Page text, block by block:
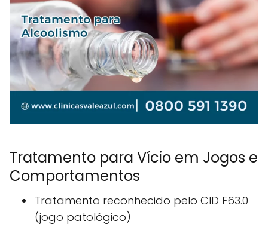
Tratamento para Vício em Jogos e
Comportamentos
Tratamento reconhecido pelo CID F63.0
(jogo patológico)